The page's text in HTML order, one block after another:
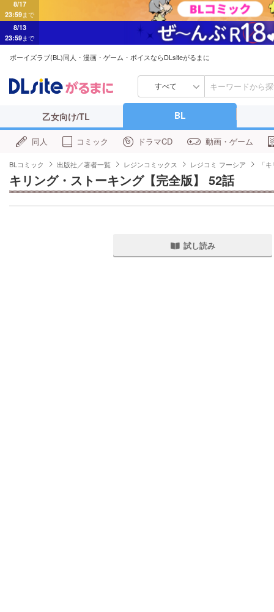
8/13
23:59まで
ボーイズラブ(BL)同人・漫画・ゲーム・ボイスならDLsiteがるまに
すべて
乙女向け/TL BL
同人 コミック ドラマCD 動画・ゲーム
BLコミック 出版社／著者一覧 レジンコミックス レジコミ フーシア 「
キリング・ストーキング【完全版】 52話
試し読み